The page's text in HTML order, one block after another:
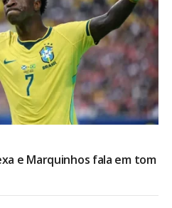
e Marquinhos fala em tom